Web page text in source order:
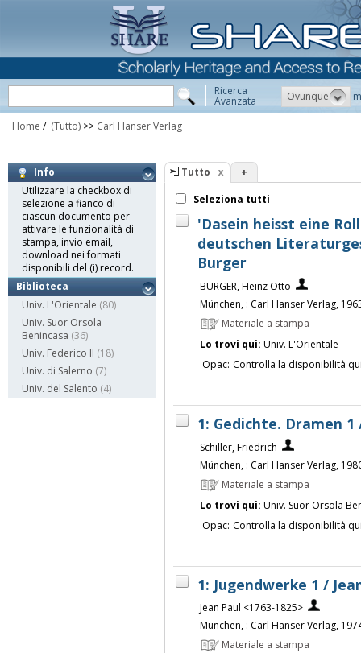
Ricerca
Avanzata Ovunque
Home / (Tutto) >> Carl Hanser Verlag
Info
Utilizzare la checkbox di
selezione a fianco di
ciascun documento per
attivare le funzionalità di
stampa, invio email,
download nei formati
disponibili del (i) record.
Biblioteca
Univ. L'Orientale (80)
Univ. Suor Orsola
Benincasa (36)
Univ. Federico II (18)
Univ. di Salerno (7)
Univ. del Salento (4)
Tutto +
Seleziona tutti
'Dasein heisst eine
deutschen
Burger
BURGER, Heinz Otto
München, : Carl Hanser Verlag,
Materiale a stampa
Lo trovi qui: Univ. L'Orientale
Opac: Controlla la disponibilità
1: Gedichte. Dramen
Schiller, Friedrich
München, : Carl Hanser Verlag,
Materiale a stampa
Lo trovi qui: Univ. Suor Orsola
Opac: Controlla la disponibilità
1: Jugendwerke 1 /
Jean Paul <1763-1825>
München, : Carl Hanser Verlag,
Materiale a stampa